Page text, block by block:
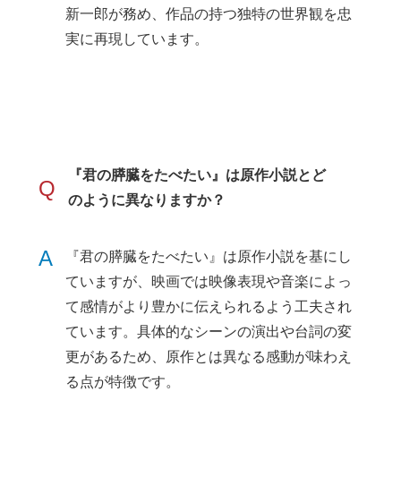
新一郎が務め、作品の持つ独特の世界観を忠
実に再現しています。
Q
『君の膵臓をたべたい』は原作小説とど
のように異なりますか？
A
『君の膵臓をたべたい』は原作小説を基にし
ていますが、映画では映像表現や音楽によっ
て感情がより豊かに伝えられるよう工夫され
ています。具体的なシーンの演出や台詞の変
更があるため、原作とは異なる感動が味わえ
る点が特徴です。